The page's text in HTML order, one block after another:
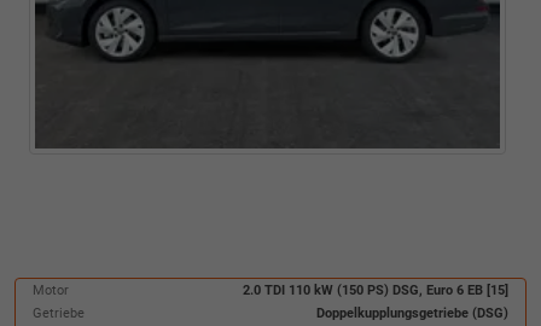
Motor
2.0 TDI 110 kW (150 PS) DSG, Euro 6 EB [15]
Getriebe
Doppelkupplungsgetriebe (DSG)